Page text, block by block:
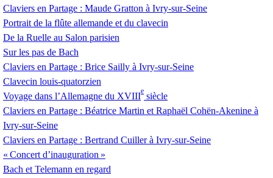
Claviers en Partage : Maude Gratton à Ivry-sur-Seine
Portrait de la flûte allemande et du clavecin
De la Ruelle au Salon parisien
Sur les pas de Bach
Claviers en Partage : Brice Sailly à Ivry-sur-Seine
Clavecin louis-quatorzien
Voyage dans l’Allemagne du XVIII
e
siècle
Claviers en Partage : Béatrice Martin et Raphaël Cohën-Akenine à
Ivry-sur-Seine
Claviers en Partage : Bertrand Cuiller à Ivry-sur-Seine
« Concert d’inauguration »
Bach et Telemann en regard